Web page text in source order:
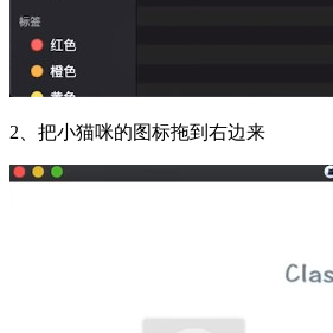
2、把小猫咪的图标拖到右边来